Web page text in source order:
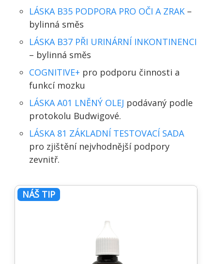
LÁSKA B35 PODPORA PRO OČI A ZRAK –
bylinná směs
LÁSKA B37 PŘI URINÁRNÍ INKONTINENCI
– bylinná směs
COGNITIVE+ pro podporu činnosti a
funkcí mozku
LÁSKA A01 LNĚNÝ OLEJ podávaný podle
protokolu Budwigové.
LÁSKA 81 ZÁKLADNÍ TESTOVACÍ SADA
pro zjištění nejvhodnější podpory
zevnitř.
NÁŠ TIP